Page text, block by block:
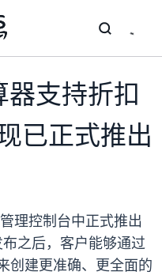
支持折扣
已正式推出
理控制台中正式推出
之后，客户能够通过
创建更准确、更全面的